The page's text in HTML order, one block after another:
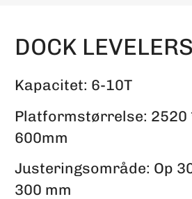
DOCK LEVELERS
Kapacitet: 6-10T
Platformstørrelse: 2520
600mm
Justeringsområde: Op
300 mm